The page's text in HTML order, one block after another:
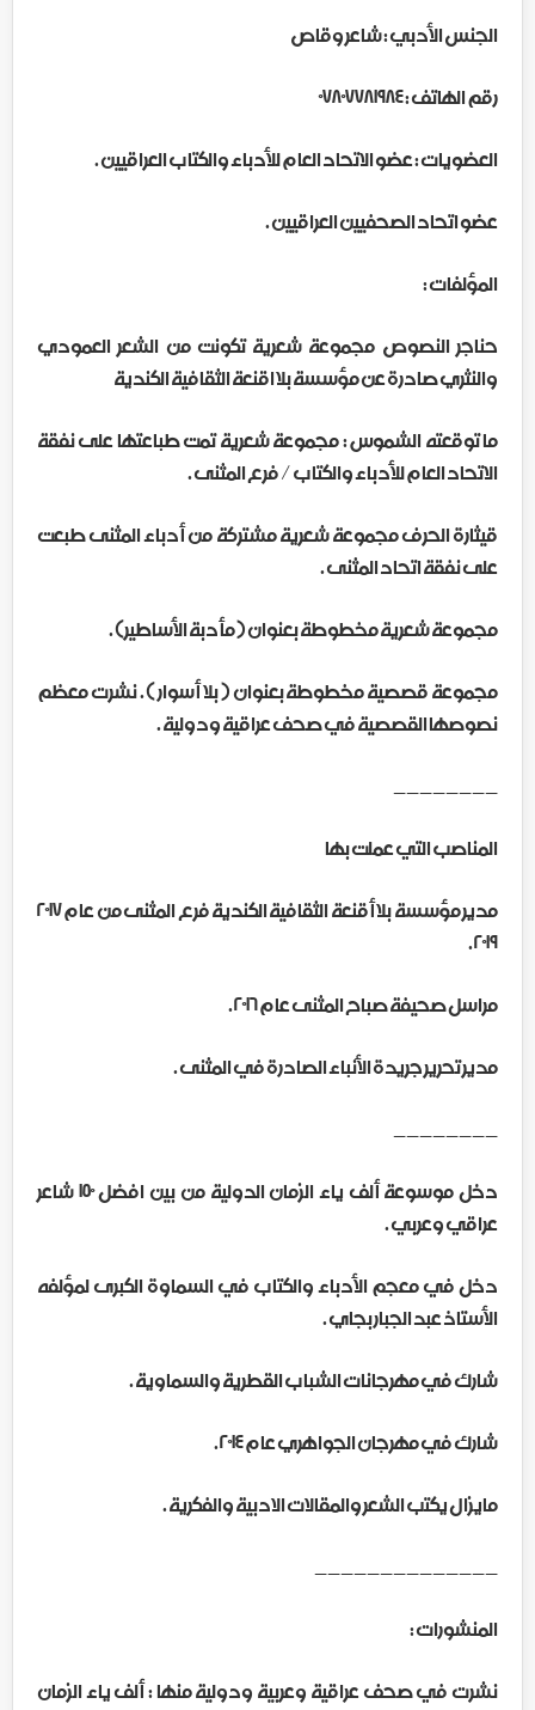
الجنس الأدبي : شاعر وقاص
رقم الهاتف : ٠٧٨٠٧٧٨١٩٨٤
العضويات : عضو الاتحاد العام للأدباء والكتاب العراقيين .
عضو اتحاد الصحفيين العراقيين .
المؤلفات :
حناجر النصوص مجموعة شعرية تكونت من الشعر العمودي
والنثري صادرة عن مؤسسة بلا اقنعة الثقافية الكندية
ما توقعته الشموس : مجموعة شعرية تمت طباعتها على نفقة
الاتحاد العام للأدباء والكتاب / فرع المثنى .
قيثارة الحرف مجموعة شعرية مشتركة من أدباء المثنى طبعت
على نفقة اتحاد المثنى .
مجموعة شعرية مخطوطة بعنوان ( مأدبة الأساطير) .
مجموعة قصصية مخطوطة بعنوان ( بلا أسوار ) . نشرت معظم
نصوصها القصصية في صحف عراقية ودولية .
المناصب التي عملت بها
مدير مؤسسة بلا أقنعة الثقافية الكندية فرع المثنى من عام ٢٠١٧
٢٠١٩ .
مراسل صحيفة صباح المثنى عام ٢٠١٦ .
مدير تحرير جريدة الأنباء الصادرة في المثنى .
دخل موسوعة ألف ياء الزمان الدولية من بين افضل ١٥٠ شاعر
عراقي وعربي .
دخل في معجم الأدباء والكتاب في السماوة الكبرى لمؤلفه
الأستاذ عبد الجبار بجاي .
شارك في مهرجانات الشباب القطرية والسماوية .
شارك في مهرجان الجواهري عام ٢٠١٤ .
مايزال يكتب الشعر والمقالات الادبية والفكرية .
المنشورات :
نشرت في صحف عراقية وعربية ودولية منها : ألف ياء الزمان